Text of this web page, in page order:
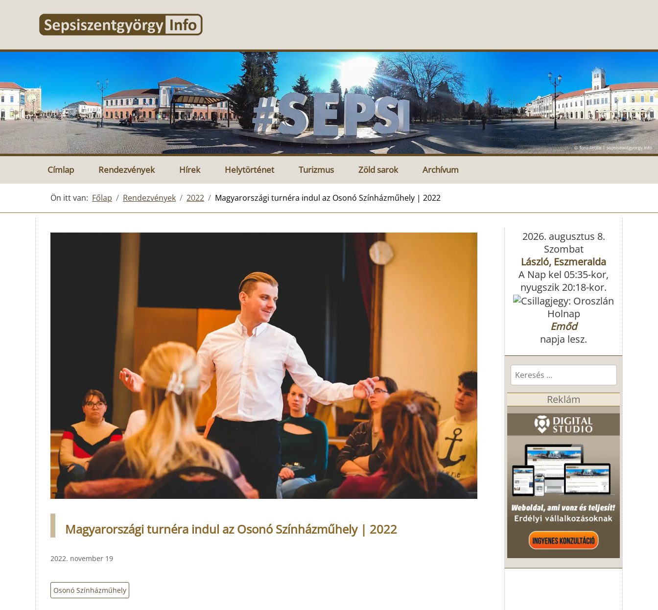
Címlap Rendezvények Hírek Helytörténet Turizmus Zöld sarok Archívum
Ön itt van: Főlap Rendezvények 2022 Magyarországi turnéra indul az Osonó Színházműhely | 2022
Magyarországi turnéra indul az Osonó Színházműhely | 2022
2022. november 19
Osonó Színházműhely
2026. augusztus 8.
Szombat
László, Eszmeralda
A Nap kel 05:35-kor,
nyugszik 20:18-kor.
Holnap
Emőd
napja lesz.
Keresés...
Reklám